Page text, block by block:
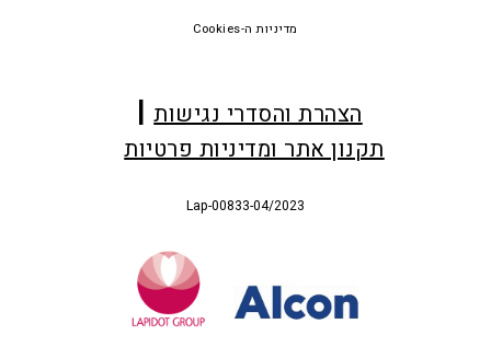
הצהרת והסדרי נגישות
תקנון אתר ומדיניות פרטיות
Lap-00833-04/2023
מדיניות ה-Cookies